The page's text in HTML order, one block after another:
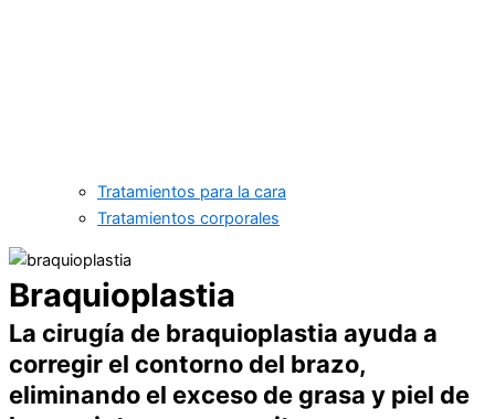
Tratamientos para la cara
Tratamientos corporales
Braquioplastia
La cirugía de braquioplastia ayuda a
corregir el contorno del brazo,
eliminando el exceso de grasa y piel de